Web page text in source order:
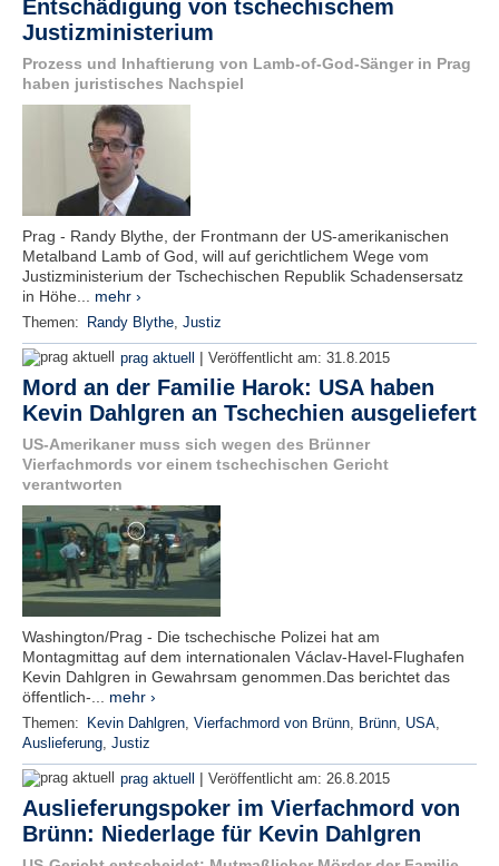
Entschädigung von tschechischem
Justizministerium
Prozess und Inhaftierung von Lamb-of-God-Sänger in Prag
haben juristisches Nachspiel
Prag - Randy Blythe, der Frontmann der US-amerikanischen
Metalband Lamb of God, will auf gerichtlichem Wege vom
Justizministerium der Tschechischen Republik Schadensersatz
in Höhe... mehr ›
Themen: Randy Blythe, Justiz
prag aktuell | Veröffentlicht am: 31.8.2015
Mord an der Familie Harok: USA haben
Kevin Dahlgren an Tschechien ausgeliefert
US-Amerikaner muss sich wegen des Brünner
Vierfachmords vor einem tschechischen Gericht
verantworten
Washington/Prag - Die tschechische Polizei hat am
Montagmittag auf dem internationalen Václav-Havel-Flughafen
Kevin Dahlgren in Gewahrsam genommen.Das berichtet das
öffentlich-... mehr ›
Themen: Kevin Dahlgren, Vierfachmord von Brünn, Brünn, USA,
Auslieferung, Justiz
prag aktuell | Veröffentlicht am: 26.8.2015
Auslieferungspoker im Vierfachmord von
Brünn: Niederlage für Kevin Dahlgren